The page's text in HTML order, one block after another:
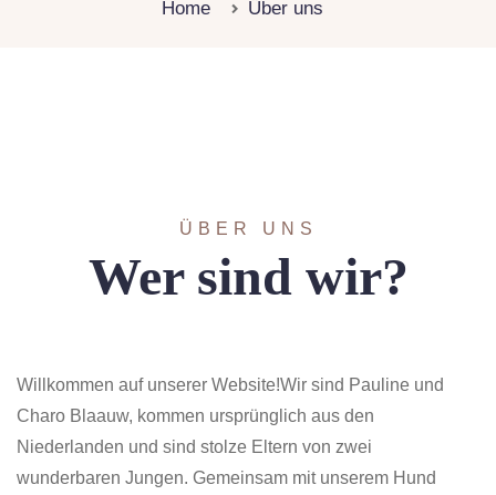
Home Über uns
ÜBER UNS
Wer sind wir?
Willkommen auf unserer Website!Wir sind Pauline und
Charo Blaauw, kommen ursprünglich aus den
Niederlanden und sind stolze Eltern von zwei
wunderbaren Jungen. Gemeinsam mit unserem Hund